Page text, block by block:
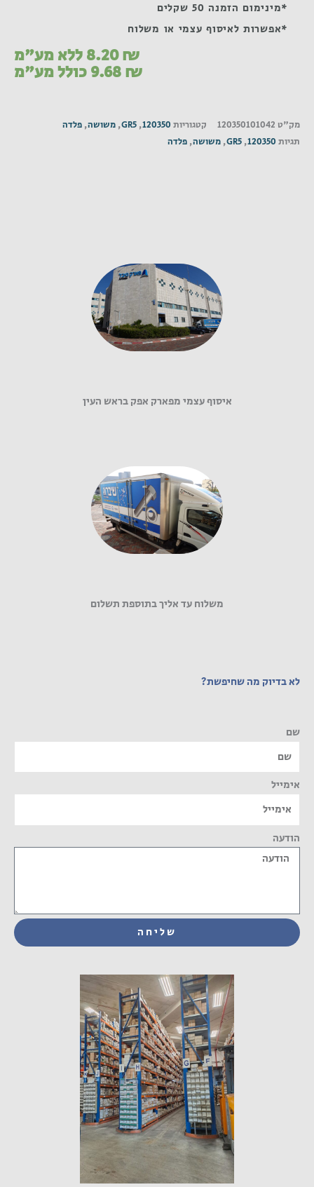
*מינימום הזמנה 50 שקלים
*אפשרות לאיסוף עצמי או משלוח
8.20₪ ללא מע"מ
9.68₪ כולל מע"מ
מק"ט 120350101042 קטגוריות 120350
,
GR5
, משושה, פלדה
תגיות 120350
,
GR5
, משושה, פלדה
איסוף עצמי מפארק אפק בראש העין
משלוח עד אליך בתוספת תשלום
לא בדיוק מה שחיפשת?
שם
אימייל
הודעה
שליחה